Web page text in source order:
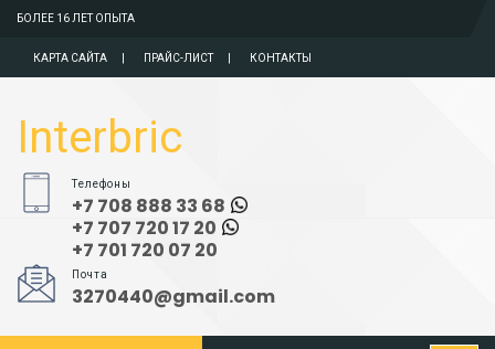
БОЛЕЕ 16 ЛЕТ ОПЫТА
КАРТА САЙТА ПРАЙС-ЛИСТ КОНТАКТЫ
Interbric
Телефоны
+7 708 888 33 68
+7 707 720 17 20
+7 701 720 07 20
Почта
3270440@gmail.com